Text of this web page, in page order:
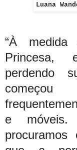
Luana
“À medida
Princesa,
perdendo
e